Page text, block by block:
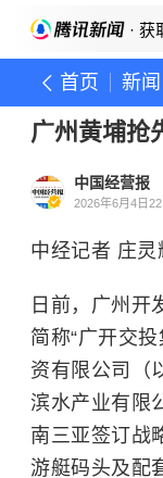
· 获
首页 新闻
广州黄埔抢
中国经营报
2026年6月4日
中经记者 庄灵
日前，广州开
简称“广开交
资有限公司（
滨水产业有限
南三亚签订战
游艇码头及配